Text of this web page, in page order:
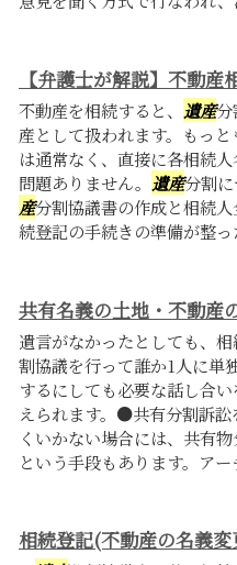
【弁護士が解説】不動
不動産を相続すると、 遺産分
産として扱われます。もっ
は通常なく、直接に各相続
問題ありません。 遺産分割に
産分割協議書の作成と相続
続登記の手続きの準備が整
共有名義の土地・不動産
遺言がなかったとしても、
割協議を行って誰か1人に単
するにしても必要な話し合
えられます。●共有分割訴
くいかない場合には、共有
という手段もあります。ア
相続登記(不動産の名義